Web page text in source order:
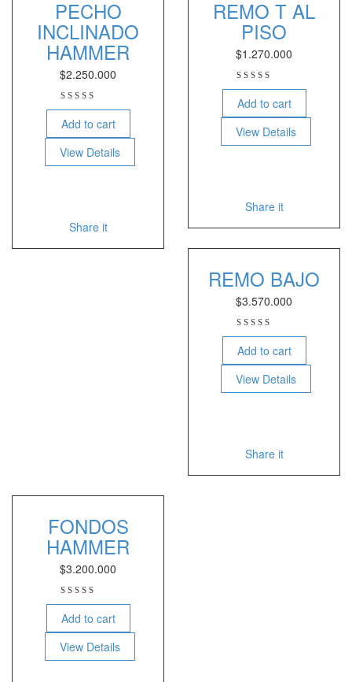
PECHO
INCLINADO
HAMMER
$2.250.000
Add to cart
View Details
Share it
REMO T AL
PISO
$1.270.000
Add to cart
View Details
Share it
REMO BAJO
$3.570.000
Add to cart
View Details
Share it
FONDOS
HAMMER
$3.200.000
Add to cart
View Details